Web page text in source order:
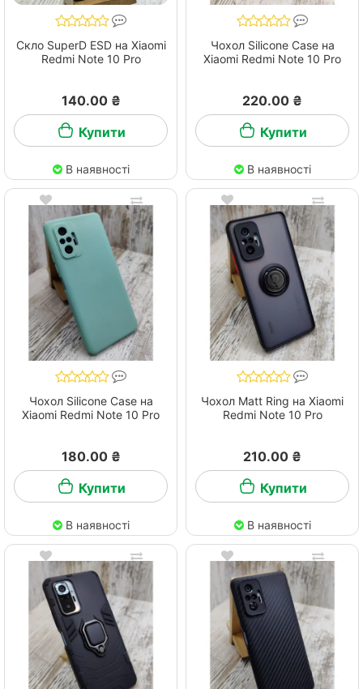
Скло SuperD ESD на Xiaomi
Redmi Note 10 Pro
140.00 ₴
Купити
В наявності
Чохол Silicone Case на
Xiaomi Redmi Note 10 Pro
220.00 ₴
Купити
В наявності
Чохол Silicone Case на
Xiaomi Redmi Note 10 Pro
180.00 ₴
Купити
В наявності
Чохол Matt Ring на Xiaomi
Redmi Note 10 Pro
210.00 ₴
Купити
В наявності